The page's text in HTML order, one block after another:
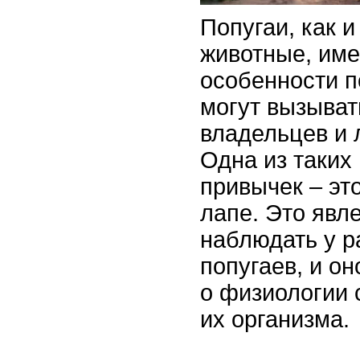
Попугаи, как
животные,
особенности
могут
владельцев и
Одна из
привычек –
лапе. Это
наблюдать у
попугаев, и
о физиологии
их организма.